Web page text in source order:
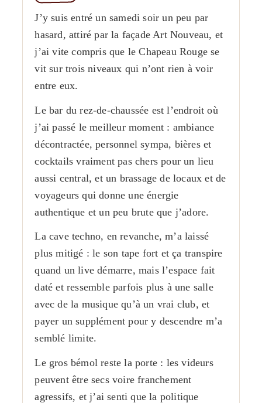
J’y suis entré un samedi soir un peu par
hasard, attiré par la façade Art Nouveau, et
j’ai vite compris que le Chapeau Rouge se
vit sur trois niveaux qui n’ont rien à voir
entre eux.
Le bar du rez-de-chaussée est l’endroit où
j’ai passé le meilleur moment : ambiance
décontractée, personnel sympa, bières et
cocktails vraiment pas chers pour un lieu
aussi central, et un brassage de locaux et de
voyageurs qui donne une énergie
authentique et un peu brute que j’adore.
La cave techno, en revanche, m’a laissé
plus mitigé : le son tape fort et ça transpire
quand un live démarre, mais l’espace fait
daté et ressemble parfois plus à une salle
avec de la musique qu’à un vrai club, et
payer un supplément pour y descendre m’a
semblé limite.
Le gros bémol reste la porte : les videurs
peuvent être secs voire franchement
agressifs, et j’ai senti que la politique